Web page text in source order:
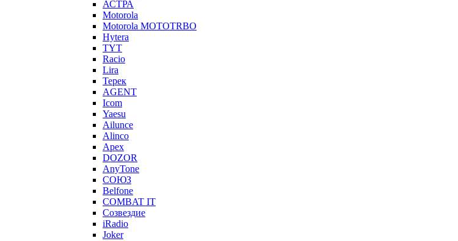
АСТРА
Motorola
Motorola MOTOTRBO
Hytera
TYT
Racio
Lira
Терек
AGENT
Icom
Yaesu
Ailunce
Alinco
Apex
DOZOR
AnyTone
СОЮЗ
Belfone
COMBAT IT
Созвездие
iRadio
Joker